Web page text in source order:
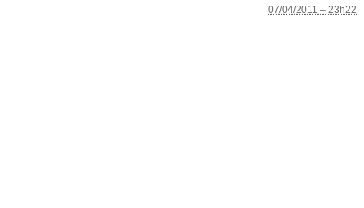
07/04/2011 – 23h22